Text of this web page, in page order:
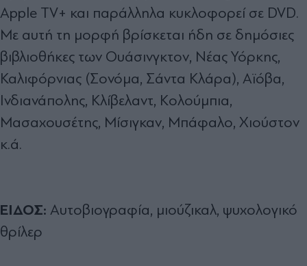
Apple TV+ και παράλληλα κυκλοφορεί σε DVD.
Με αυτή τη μορφή βρίσκεται ήδη σε δημόσιες
βιβλιοθήκες των Ουάσινγκτον, Νέας Υόρκης,
Καλιφόρνιας (Σονόμα, Σάντα Κλάρα), Αϊόβα,
Ινδιανάπολης, Κλίβελαντ, Κολούμπια,
Μασαχουσέτης, Μίσιγκαν, Μπάφαλο, Χιούστον
κ.ά.
ΕΙΔΟΣ: Αυτοβιογραφία, μιούζικαλ, ψυχολογικό
θρίλερ